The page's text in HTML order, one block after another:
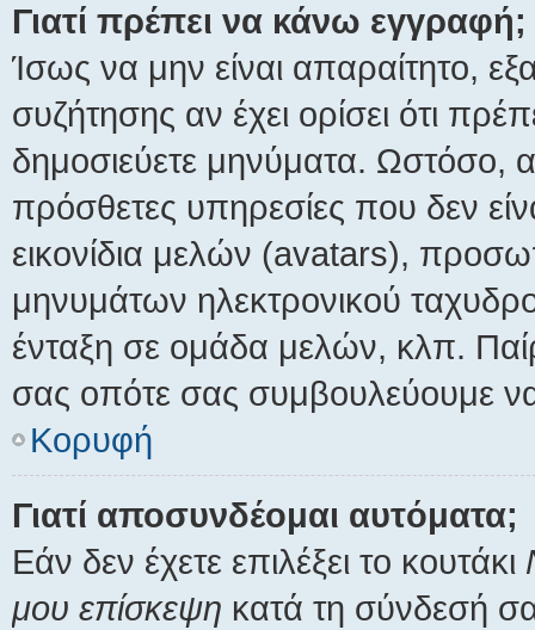
Γιατί πρέπει να κάνω εγγραφή;
Ίσως να μην είναι απαραίτητο,
συζήτησης αν έχει ορίσει ότι
δημοσιεύετε μηνύματα. Ωστόσο,
πρόσθετες υπηρεσίες που δεν
εικονίδια μελών (avatars),
μηνυμάτων ηλεκτρονικού
ένταξη σε ομάδα μελών, κλπ.
σας οπότε σας συμβουλεύουμε
Κορυφή
Γιατί αποσυνδέομαι αυτόματα;
Εάν δεν έχετε επιλέξει το κουτάκι
μου επίσκεψη κατά τη σύνδεσή